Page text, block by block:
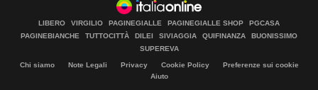
LIBERO VIRGILIO PAGINEGIALLE PAGINEGIALLE SHOP
PGCASA
PAGINEBIANCHE
TUTTOCITTÀ DILEI SIVIAGGIA QUIFINANZA
BUONISSIMO
SUPEREVA
Chi siamo Note Legali Privacy Cookie Policy
Preferenze sui cookie
Aiuto